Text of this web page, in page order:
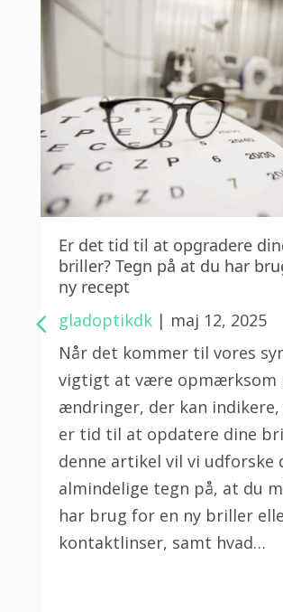
Er det tid til at opgradere
briller? Tegn på at du har
ny recept
gladoptikdk | maj 12, 2025
Når det kommer til vores
vigtigt at være opmærksom
ændringer, der kan
er tid til at opdatere dine
denne artikel vil vi udforske
almindelige tegn på, at du
har brug for en ny briller
kontaktlinser, samt hvad…